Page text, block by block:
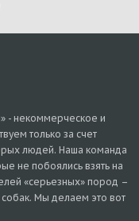
- некоммерческое и
только за счет
людей. Наша команда
не побоялись взять на
«серьезных» пород –
Мы делаем это вот